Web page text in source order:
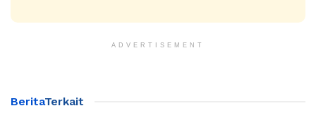
ADVERTISEMENT
BeritaTerkait